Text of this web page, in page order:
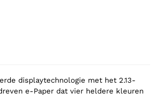
displaytechnologie met het 2.13-
e-Paper dat vier heldere kleuren